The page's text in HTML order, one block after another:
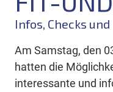
Infos, Checks
Am Samstag, den
hatten die
interessante und